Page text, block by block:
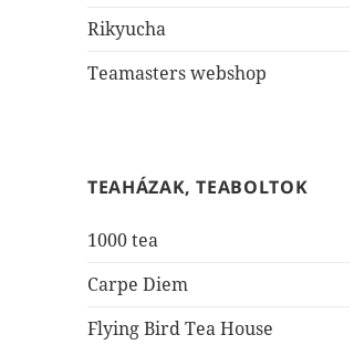
Rikyucha
Teamasters webshop
TEAHÁZAK, TEABOLTOK
1000 tea
Carpe Diem
Flying Bird Tea House